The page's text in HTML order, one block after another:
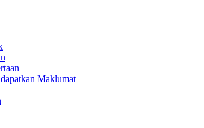
Maklumat